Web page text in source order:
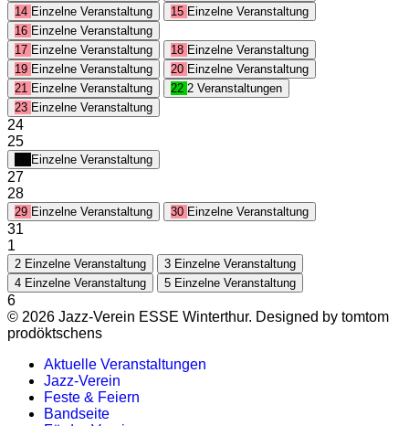
14 Einzelne Veranstaltung 15 Einzelne Veranstaltung
16 Einzelne Veranstaltung
17 Einzelne Veranstaltung 18 Einzelne Veranstaltung
19 Einzelne Veranstaltung 20 Einzelne Veranstaltung
21 Einzelne Veranstaltung 22 2 Veranstaltungen
23 Einzelne Veranstaltung
24
25
Einzelne Veranstaltung
27
28
29 Einzelne Veranstaltung 30 Einzelne Veranstaltung
31
1
2 Einzelne Veranstaltung 3 Einzelne Veranstaltung
4 Einzelne Veranstaltung 5 Einzelne Veranstaltung
6
© 2026 Jazz-Verein ESSE Winterthur. Designed by tomtom
prodöktschens
Aktuelle Veranstaltungen
Jazz-Verein
Feste & Feiern
Bandseite